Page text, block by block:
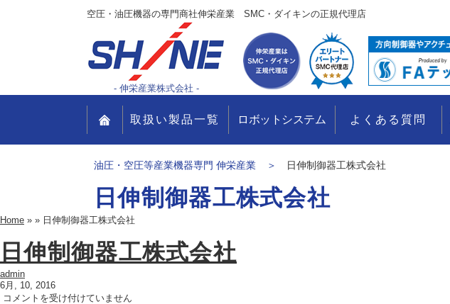
空圧・油圧機器の専門商社伸栄産業 SMC・ダイキンの正規代理店
- 伸栄産業株式会社 -
取扱い製品一覧 ロボットシステム よくある質問
油圧・空圧等産業機器専門 伸栄産業 日伸制御器工株式会社
日伸制御器工株式会社
Home » » 日伸制御器工株式会社
日伸制御器工株式会社
admin
6月, 10, 2016
日
コメントを受け付けていません